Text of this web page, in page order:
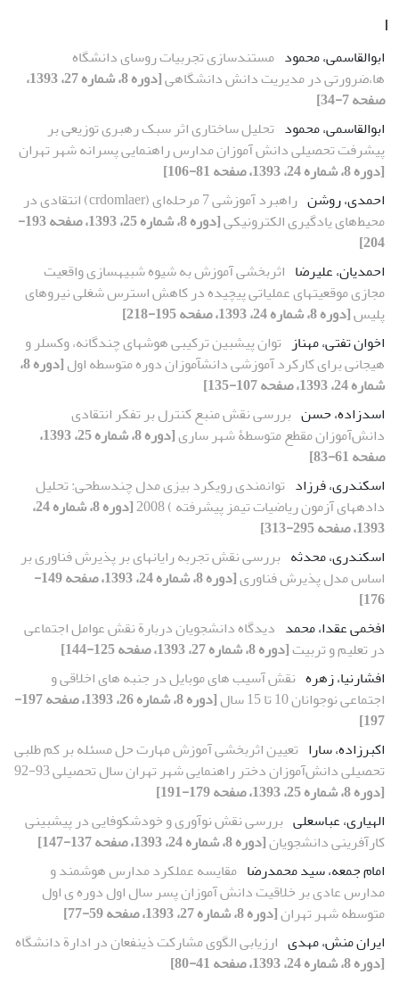
ا
ابوالقاسمی، محمود مستندسازی تجربیات روسای دانشگاه
ها،ضرورتی در مدیریت دانش دانشگاهی
[دوره 8، شماره 27، 1393،
صفحه 7-34]
ابوالقاسمی، محمود تحلیل ساختاری اثر سبک رهبری توزیعی بر
پیشرفت تحصیلی دانش آموزان مدارس راهنمایی پسرانه شهر تهران
[دوره 8، شماره 24، 1393، صفحه 81-106]
احمدی، روشن
راهبرد آموزشی 7 مرحله‌ای (crdomlaer) انتقادی در
محیط‌های یادگیری الکترونیکی
[دوره 8، شماره 25، 1393، صفحه 193-
204]
احمدیان، علیرضا اثربخشی آموزش به شیوه شبیهسازی واقعیت
مجازی موقعیتهای عملیاتی پیچیده در کاهش استرس شغلی نیروهای
پلیس[دوره 8، شماره 24، 1393، صفحه 195-218]
اخوان تفتی، مهناز توان پیشبین ترکیبی هوشهای چندگانه، وکسلر و
هیجانی برای کارکرد آموزشی دانشآموزان دوره متوسطه اول
[دوره 8،
شماره 24، 1393، صفحه 107-135]
اسدزاده، حسن بررسی نقش منبع کنترل بر تفکر انتقادی
دانش‌آموزان مقطع متوسطۀ شهر ساری
[دوره 8، شماره 25، 1393،
صفحه 61-83]
اسکندری، فرزاد توانمندی رویکرد بیزی مدل چندسطحی: تحلیل
دادههای آزمون ریاضیات تیمز پیشرفته ) 2008
[دوره 8، شماره 24،
1393، صفحه 295-313]
اسکندری، محدثه بررسی نقش تجربه رایانهای بر پذیرش فناوری بر
اساس مدل پذیرش فناوری
[دوره 8، شماره 24، 1393، صفحه 149-
176]
افخمی عقدا، محمد دیدگاه دانشجویان دربارة نقش عوامل اجتماعی
در تعلیم و تربیت[دوره 8، شماره 27، 1393، صفحه 125-144]
افشارنیا، زهره نقش آسیب های موبایل در جنبه های اخلاقی و
اجتماعی نوجوانان 10 تا 15 سال
[دوره 8، شماره 26، 1393، صفحه 197-
197]
اکبرزاده، سارا تعیین اثربخشی آموزش مهارت حل مسئله بر کم طلبی
تحصیلی دانش‌آموزان دختر راهنمایی شهر تهران سال تحصیلی 93-92
[دوره 8، شماره 25، 1393، صفحه 179-191]
الهیاری، عباسعلی بررسی نقش نوآوری و خودشکوفایی در پیشبینی
کارآفرینی دانشجویان[دوره 8، شماره 24، 1393، صفحه 137-147]
امام جمعه، سید محمدرضا مقایسه عملکرد مدارس هوشمند و
مدارس عادی بر خلاقیت دانش آموزان پسر سال اول دوره ی اول
متوسطه شهر تهران[دوره 8، شماره 27، 1393، صفحه 59-77]
ایران منش، مهدی ارزیابی الگوی مشارکت ذینفعان در ادارة دانشگاه
[دوره 8، شماره 24، 1393، صفحه 41-80]